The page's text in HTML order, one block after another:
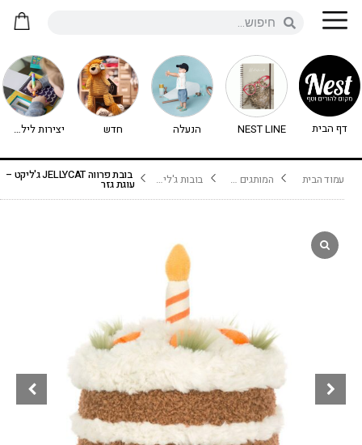
דף הבית NEST LINE הנעלה חדש יצירות לילדים - יצירה לילדים
עמוד הבית המותגים שלנו בובות ג'ליקט Jellycat בובת פרווה JELLYCAT ג'ליקט –
עוגת גזר